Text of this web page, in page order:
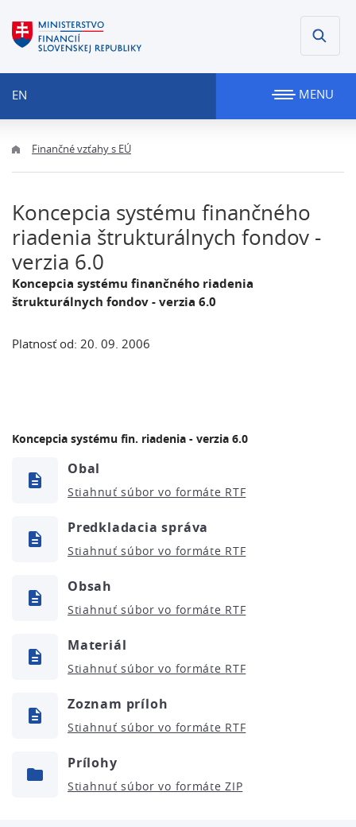
EN MENU
Finančné vzťahy s EÚ
Koncepcia systému finančného
riadenia štrukturálnych fondov -
verzia 6.0
Koncepcia systému finančného riadenia
štrukturálnych fondov - verzia 6.0
Platnosť od: 20. 09. 2006
Koncepcia systému fin. riadenia - verzia 6.0
Obal
Stiahnuť súbor vo formáte
Predkladacia správa
Stiahnuť súbor vo formáte
Obsah
Stiahnuť súbor vo formáte
Materiál
Stiahnuť súbor vo formáte
Zoznam príloh
Stiahnuť súbor vo formáte
Prílohy
Stiahnuť súbor vo formáte